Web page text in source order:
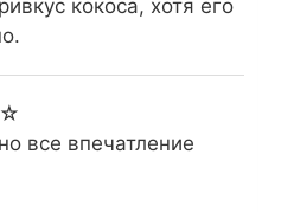
кокоса, хотя его
все впечатление